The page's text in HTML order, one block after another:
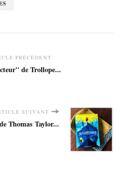
PRÉCÉDENT
de Trollope...
SUIVANT
Thomas Taylor...